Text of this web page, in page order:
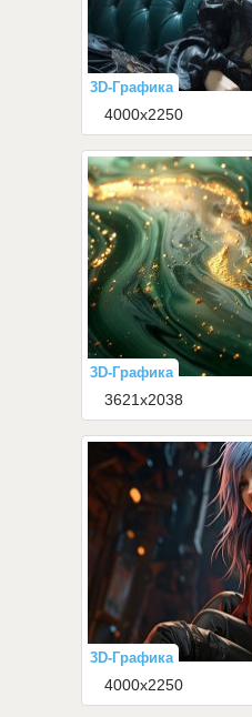
3D-Графика
4000x2250
3D-Графика
3621x2038
3D-Графика
4000x2250